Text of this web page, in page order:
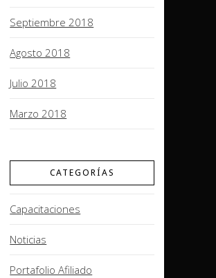
Septiembre 2018
Agosto 2018
Julio 2018
Marzo 2018
CATEGORÍAS
Capacitaciones
Noticias
Portafolio Afiliado